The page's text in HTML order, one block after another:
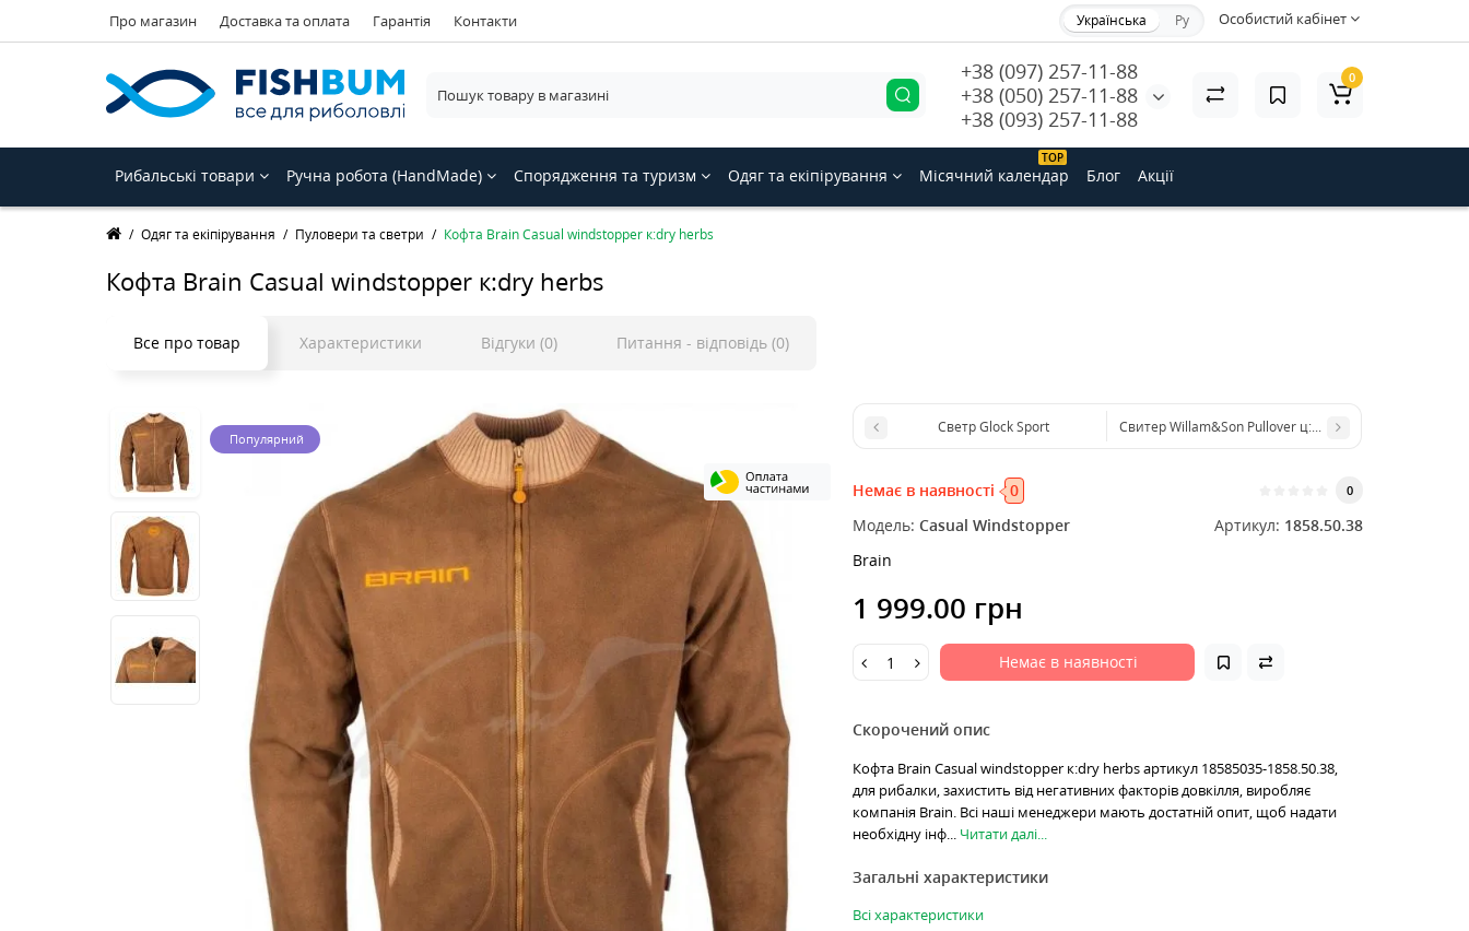
Про магазин Доставка та оплата Гарантія Контакти Особистий кабінет
Українська Ру
+38 (097) 257-11-88
+38 (050) 257-11-88
+38 (093) 257-11-88
0
Рибальські товари Ручна робота (HandMade) Спорядження та туризм Одяг та екіпірування
ТОP
Місячний календар Блог Акції
Одяг та екіпірування Пуловери та светри Кофта Brain Casual windstopper к:dry herbs
Кофта Brain Casual windstopper к:dry herbs
Все про товар Характеристики Відгуки (0) Питання - відповідь (0)
Популярний
Светр Glock Sport Свитер Willam&Son Pullover ц:серый
Немає в наявності 0 0
Модель: Casual Windstopper Артикул: 1858.50.38
Brain
1 999.00 грн
Немає в наявності
Скорочений опис
Кофта Brain Casual windstopper к:dry herbs артикул 18585035-1858.50.38,
для рибалки, захистить від негативних факторів довкілля, виробляє
компанія Brain. Всі наші менеджери мають достатній опит, щоб надати
необхідну інф... Читати далі...
Загальні характеристики
Всі характеристики